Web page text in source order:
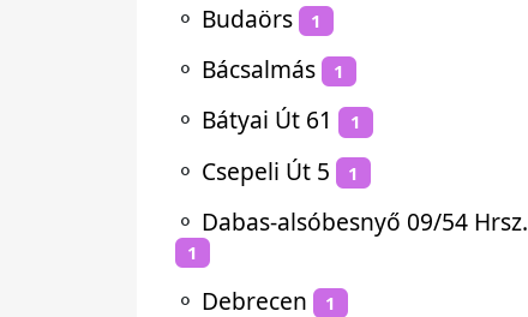
⚬ Budaörs 1
⚬ Bácsalmás 1
⚬ Bátyai Út 61 1
⚬ Csepeli Út 5 1
⚬ Dabas-alsóbesnyő 09/54 Hrsz.
1
⚬ Debrecen 1